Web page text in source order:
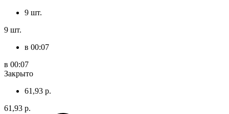
9 шт.
9 шт.
в 00:07
в 00:07
Закрыто
61,93 р.
61,93 р.